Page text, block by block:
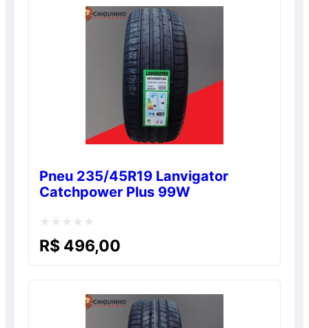
normal, sem o desconto. Promoção válida
enquanto durarem os estoques. Consulte!
Pneu 235/45R19 Lanvigator
Catchpower Plus 99W
Avaliação
R$ 496,00